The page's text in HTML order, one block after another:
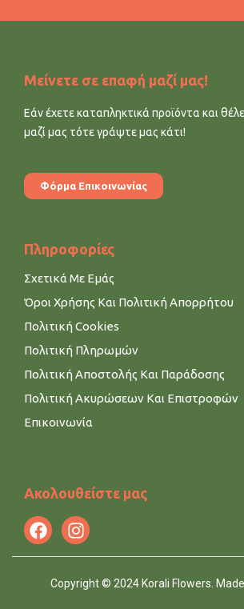
Μείνετε σε επαφή μαζί μας!
Εάν έχετε καταπληκτικά προϊόντα και
μαζί μας τότε γράψτε μας κάτι!
Φόρμα Επικοινωνίας
Πληροφορίες
Σχετικά Με Εμάς
Όροι Χρήσης Και Πολιτική Απορρήτου
Πολιτική Cookies
Πολιτική Πληρωμών
Πολιτική Αποστολής Και Παράδοσης
Πολιτική Ακυρώσεων Και Επιστροφών
Επικοινωνία
Ακολουθείστε μας
Copyright © 2024 Korali Flowers.